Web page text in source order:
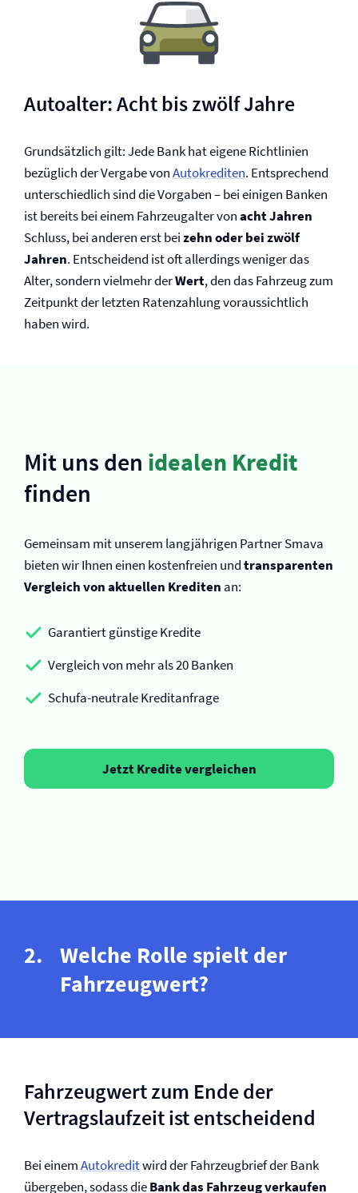
Autoalter: Acht bis zwölf Jahre
Grundsätzlich gilt: Jede Bank hat eigene Richtlinien
bezüglich der Vergabe vonAutokrediten. Entsprechend
unterschiedlich sind die Vorgaben – bei einigen Banken
ist bereits bei einem Fahrzeugalter vonacht Jahren
Schluss, bei anderen erst beizehn oder bei zwölf
Jahren. Entscheidend ist oft allerdings weniger das
Alter, sondern vielmehr derWert, den das Fahrzeug zum
Zeitpunkt der letzten Raten­zahlung voraussichtlich
haben wird.
Mit uns den idealen Kredit
finden
Gemeinsam mit unserem langjährigen Partner Smava
bieten wir Ihnen einen kostenfreien undtransparenten
Vergleich von aktuellen Krediten an:
Garantiert günstige Kredite
Vergleich von mehr als 20 Banken
Schufa-neutrale Kreditanfrage
Jetzt Kredite vergleichen
Welche Rolle spielt der
Fahrzeugwert?
Fahrzeugwert zum Ende der
Vertragslaufzeit ist entscheidend
Bei einemAutokreditwird der Fahrzeugbrief der Bank
übergeben, sodass dieBank das Fahrzeug verkaufen